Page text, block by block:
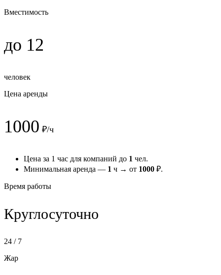
Вместимость
до 12
человек
Цена аренды
1000 ₽/ч
Цена за 1 час для компаний до 1 чел.
Минимальная аренда — 1 ч → от 1000 ₽.
Время работы
Круглосуточно
24 / 7
Жар